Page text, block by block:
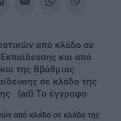
από κλάδο σε
και από
της Ββάθμιας
σε κλάδο της
{ad} Το έγγραφο
από κλάδο σε κλάδο της